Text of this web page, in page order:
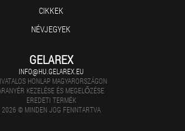
CIKKEK
NÉVJEGYEK
GELAREX
INFO@HU.GELAREX.EU
HONLAP MAGYARORSZÁGON
KEZELÉSE ÉS MEGELŐZÉSE
EREDETI TERMÉK
2026 © MINDEN JOG FENNTARTVA